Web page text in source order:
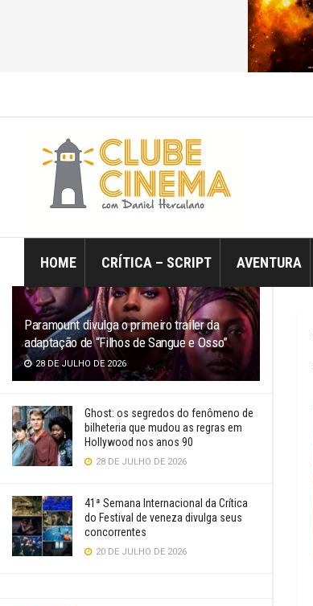
Paramount divulga o primeiro trailer da
adaptação de “Filhos de Sangue e Osso”
28 DE JULHO DE 2026
Ghost: os segredos do fenômeno de
bilheteria que mudou as regras em
Hollywood nos anos 90
28 DE JULHO DE 2026
41ª Semana Internacional da Crítica
do Festival de veneza divulga seus
concorrentes
20 DE JULHO DE 2026
HOME CRÍTICA – SCRIPT AVENTURA